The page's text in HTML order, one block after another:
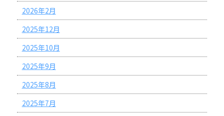
2026年2月
2025年12月
2025年10月
2025年9月
2025年8月
2025年7月